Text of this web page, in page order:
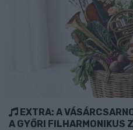
EXTRA: A
A GYŐRI FILHARMONIKUS